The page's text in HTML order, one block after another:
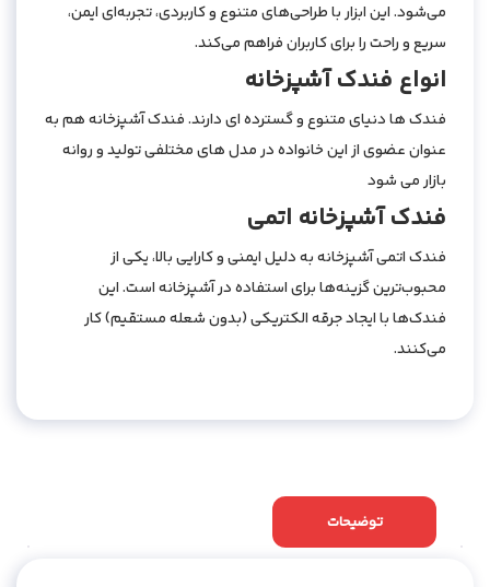
می‌شود. این ابزار با طراحی‌های متنوع و کاربردی، تجربه‌ای ایمن،
سریع و راحت را برای کاربران فراهم می‌کند.
انواع فندک آشپزخانه
فندک ها دنیای متنوع و گسترده ای دارند. فندک آشپزخانه هم به
عنوان عضوی از این خانواده در مدل های مختلفی تولید و روانه
بازار می شود
فندک آشپزخانه اتمی
فندک اتمی آشپزخانه به دلیل ایمنی و کارایی بالا، یکی از
محبوب‌ترین گزینه‌ها برای استفاده در آشپزخانه است. این
فندک‌ها با ایجاد جرقه الکتریکی (بدون شعله مستقیم) کار
می‌کنند.
توضیحات